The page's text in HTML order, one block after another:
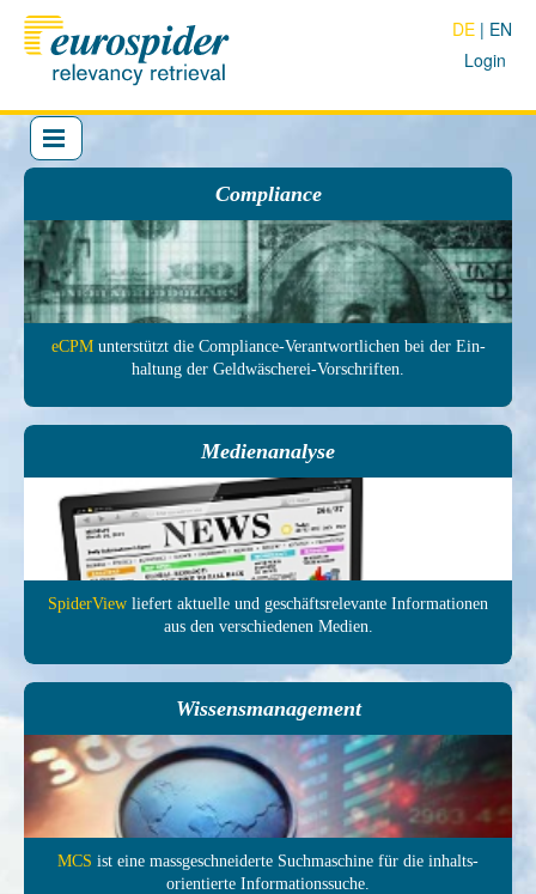
Login
DE EN
Compliance
eCPMunter­stützt die Com­pliance-Ver­antwort­lichen bei der Ein­
haltung der Geld­wäscherei-Vor­schrif­ten.
Medienanalyse
SpiderView liefert aktuelle und ge­schäfts­relevante In­forma­tionen
aus den ver­schie­denen Medien.
Wissensmanagement
MCS ist eine mass­ge­schneiderte Such­maschine für die inhalts­
orientierte In­formations­suche.